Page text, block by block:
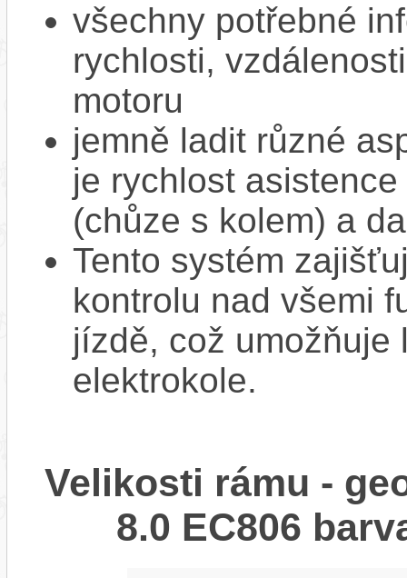
všechny potřebné
rychlosti,
motoru
jemně ladit různé
je rychlost
(chůze s kolem) a
Tento systém
kontrolu nad všemi
jízdě, což
elektrokole.
Velikosti rámu -
8.0 EC806